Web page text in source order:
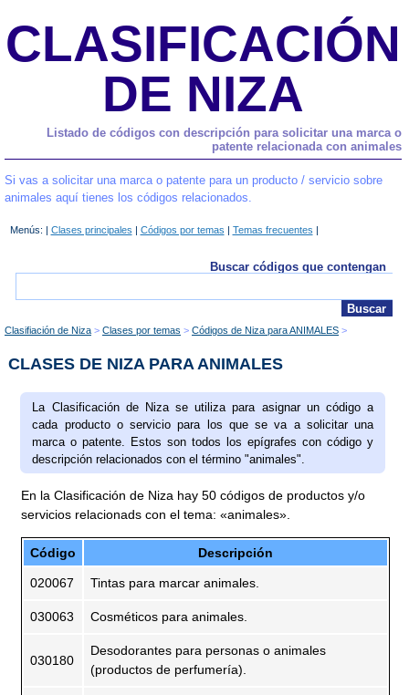
CLASIFICACIÓN
DE NIZA
Listado de códigos con descripción para solicitar una marca o
patente relacionada con animales
Si vas a solicitar una marca o patente para un producto / servicio sobre
animales aquí tienes los códigos relacionados.
Menús: | Clases principales | Códigos por temas | Temas frecuentes |
Buscar códigos que contengan
Clasifiación de Niza Clases por temas Códigos de Niza para ANIMALES
CLASES DE NIZA PARA ANIMALES
La Clasificación de Niza se utiliza para asignar un código a
cada producto o servicio para los que se va a solicitar una
marca o patente. Estos son todos los epígrafes con código y
descripción relacionados con el término "animales".
En la Clasificación de Niza hay 50 códigos de productos y/o
servicios relacionads con el tema: «animales».
Código Descripción
020067 Tintas para marcar animales.
030063 Cosméticos para animales.
030180
Desodorantes para personas o animales
(productos de perfumería).